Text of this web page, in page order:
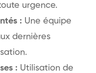
urgence.
: Une équipe
dernières
: Utilisation de